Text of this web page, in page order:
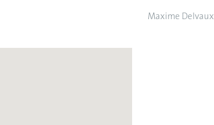
Maxime Delvaux